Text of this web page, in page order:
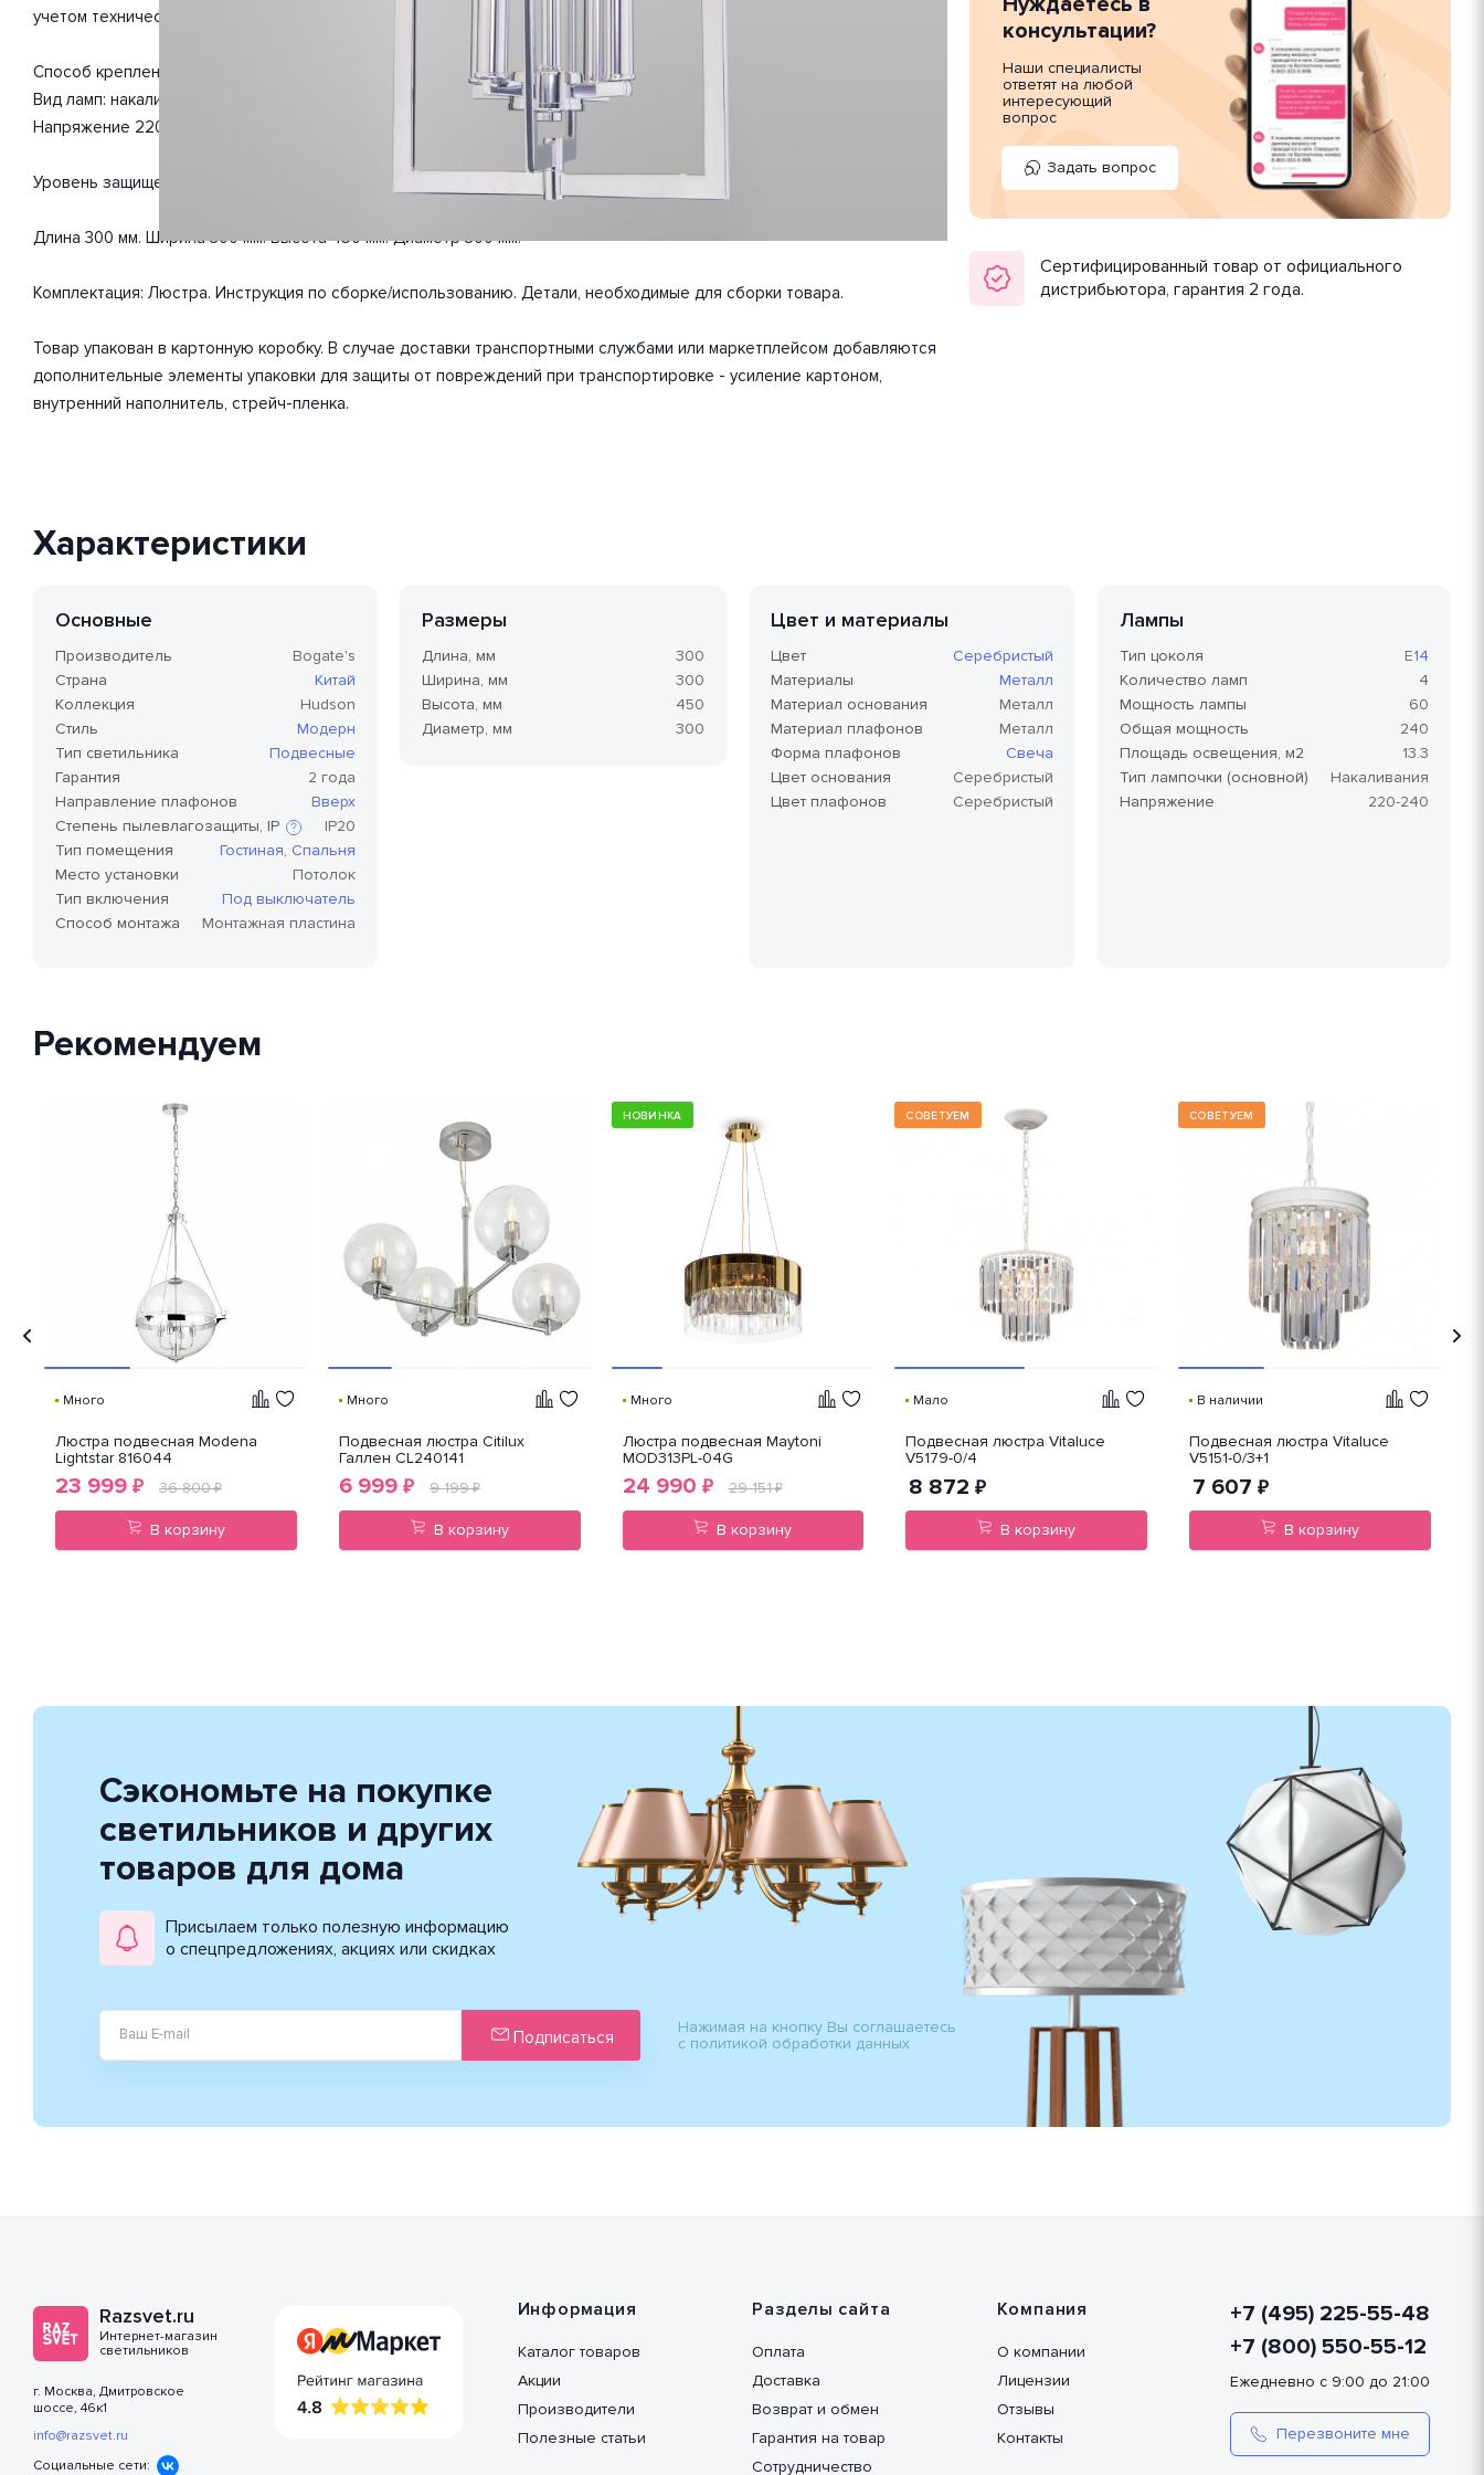
учетом технических характеристик мощности хватит для освещения 13.3 м2.
Способ крепления: монтажная пластина. Дизайн и форма плафона свеча. Направление плафонов вверх. Цоколь E14.
Вид ламп: накаливания. Количество ламп 4 шт. Мощность одной лампы составляет 60 Вт. Общая мощность 240 Вт.
Напряжение 220-240 Вольт.
Уровень защищенности от влаги и пыли IP20. Расширенная гарантия на товар 2 года.
Длина 300 мм. Ширина 300 мм. Высота 450 мм. Диаметр 300 мм.
Комплектация: Люстра. Инструкция по сборке/использованию. Детали, необходимые для сборки товара.
Товар упакован в картонную коробку. В случае доставки транспортными службами или маркетплейсом добавляются
дополнительные элементы упаковки для защиты от повреждений при транспортировке - усиление картоном,
внутренний наполнитель, стрейч-пленка.
консультации?
Наши специалисты
ответят на любой
интересующий
вопрос
Задать вопрос
Сертифицированный товар от официального
дистрибьютора, гарантия 2 года.
Характеристики
Основные
Производитель
Bogate's
Страна
Китай
Коллекция
Hudson
Стиль
Модерн
Тип светильника
Подвесные
Гарантия
2 года
Направление плафонов
Вверх
Степень пылевлагозащиты, IP
Степень защиты по стандарту IP,
или степень защиты оболочки
по классификации Ingress
защиты внешней оболочки
устройства от попадания внутрь
частям девайса.
IP20
Тип помещения
Гостиная, Спальня
Место установки
Потолок
Тип включения
Под выключатель
Способ монтажа
Монтажная пластина
Размеры
Длина, мм
300
Ширина, мм
300
Высота, мм
450
Диаметр, мм
300
Цвет и материалы
Цвет
Серебристый
Материалы
Металл
Материал основания
Металл
Материал плафонов
Металл
Форма плафонов
Свеча
Цвет основания
Серебристый
Цвет плафонов
Серебристый
Лампы
Тип цоколя
E14
Количество ламп
4
Мощность лампы
60
Общая мощность
240
Площадь освещения, м2
13.3
Тип лампочки (основной)
Накаливания
Напряжение
220-240
Рекомендуем
Много
Люстра подвесная Modena
Lightstar 816044
23 999₽ 36 800₽
В корзину
Много
Подвесная люстра Citilux
Галлен CL240141
6 999₽ 9 199₽
В корзину
НОВИНКА
Много
Люстра подвесная Maytoni
MOD313PL-04G
24 990 ₽ 29 151₽
В корзину
СОВЕТУЕМ
Мало
Подвесная люстра Vitaluce
V5179-0/4
8 872 ₽
В корзину
СОВЕТУЕМ
В наличии
Подвесная люстра Vitaluce
V5151-0/3+1
7 607 ₽
В корзину
Сэкономьте на покупке
светильников и других
товаров для дома
Присылаем только полезную информацию
о спецпредложениях, акциях или скидках
Подписаться
Нажимая на кнопку Вы соглашаетесь
с политикой обработки данных
Razsvet.ru
Интернет-магазин
светильников
г. Москва, Дмитровское
шоссе, 46к1
info@razsvet.ru
Социальные сети:
Информация
Каталог товаров
Акции
Производители
Полезные статьи
Разделы сайта
Оплата
Доставка
Возврат и обмен
Гарантия на товар
Сотрудничество
Компания
О компании
Лицензии
Отзывы
Контакты
+7 (495) 225-55-48
+7 (800) 550-55-12
Ежедневно с 9:00 до 21:00
Перезвоните мне